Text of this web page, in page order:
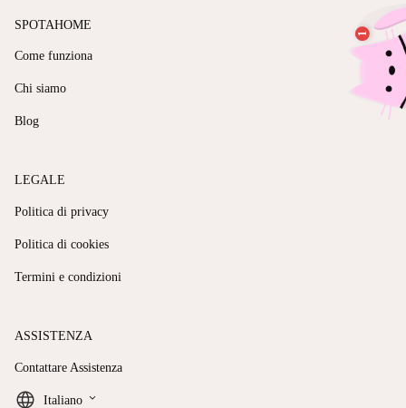
SPOTAHOME
Come funziona
Chi siamo
Blog
LEGALE
Politica di privacy
Politica di cookies
Termini e condizioni
ASSISTENZA
Contattare Assistenza
Italiano keyboard_arrow_down